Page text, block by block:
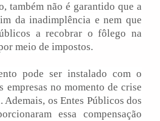
também não é garantido que a
da inadimplência e nem que
a recobrar o fôlego na
meio de impostos.
pode ser instalado com o
no momento de crise
Ademais, os Entes Públicos dos
essa compensação